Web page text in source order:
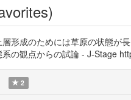
形成のためには草原の状態
の観点からの試論 - J-Stage
2